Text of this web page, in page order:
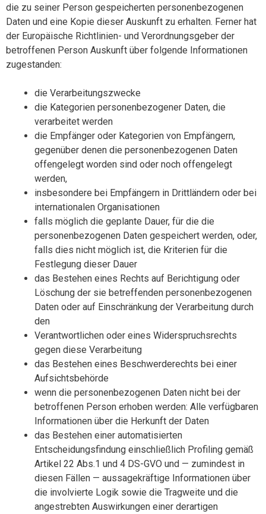
die zu seiner Person gespeicherten personenbezogenen
Daten und eine Kopie dieser Auskunft zu erhalten. Ferner hat
der Europäische Richtlinien- und Verordnungsgeber der
betroffenen Person Auskunft über folgende Informationen
zugestanden:
die Verarbeitungszwecke
die Kategorien personenbezogener Daten, die
verarbeitet werden
die Empfänger oder Kategorien von Empfängern,
gegenüber denen die personenbezogenen Daten
offengelegt worden sind oder noch offengelegt
werden,
insbesondere bei Empfängern in Drittländern oder bei
internationalen Organisationen
falls möglich die geplante Dauer, für die die
personenbezogenen Daten gespeichert werden, oder,
falls dies nicht möglich ist, die Kriterien für die
Festlegung dieser Dauer
das Bestehen eines Rechts auf Berichtigung oder
Löschung der sie betreffenden personenbezogenen
Daten oder auf Einschränkung der Verarbeitung durch
den
Verantwortlichen oder eines Widerspruchsrechts
gegen diese Verarbeitung
das Bestehen eines Beschwerderechts bei einer
Aufsichtsbehörde
wenn die personenbezogenen Daten nicht bei der
betroffenen Person erhoben werden: Alle verfügbaren
Informationen über die Herkunft der Daten
das Bestehen einer automatisierten
Entscheidungsfindung einschließlich Profiling gemäß
Artikel 22 Abs.1 und 4 DS-GVO und — zumindest in
diesen Fällen — aussagekräftige Informationen über
die involvierte Logik sowie die Tragweite und die
angestrebten Auswirkungen einer derartigen